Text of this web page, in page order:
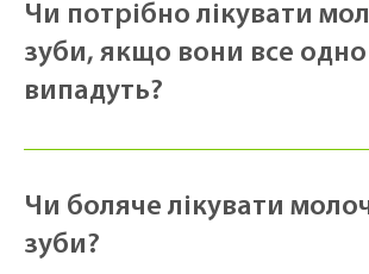
Чи потрібно лікувати
зуби, якщо вони все одно
випадуть?
Чи боляче лікувати
зуби?